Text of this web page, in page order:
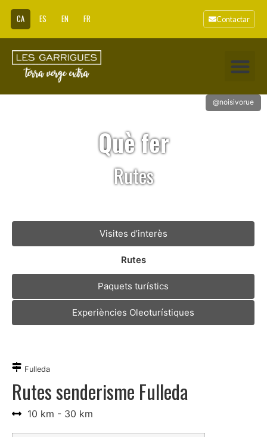
CA ES EN FR Contactar
@noisivorue
Què fer
Rutes
Visites d’interès
Rutes
Paquets turístics
Experiències Oleoturístiques
Fulleda
Rutes senderisme Fulleda
10 km - 30 km